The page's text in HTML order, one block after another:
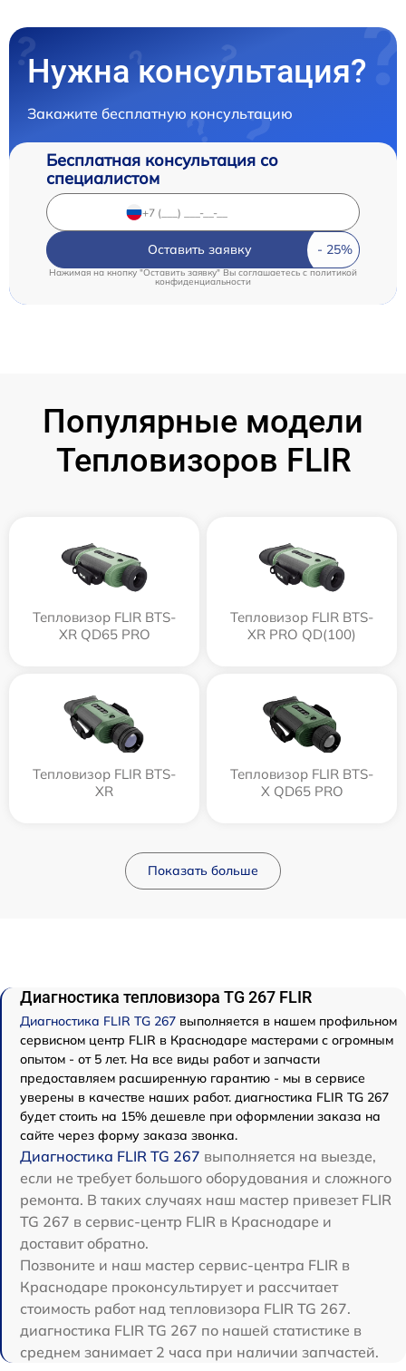
Нужна консультация?
Закажите бесплатную консультацию
Бесплатная консультация со
специалистом
Оставить заявку
Нажимая на кнопку "Оставить заявку" Вы соглашаетесь c политикой
конфиденциальности
Популярные модели
Тепловизоров FLIR
Тепловизор FLIR BTS-
XR QD65 PRO
Тепловизор FLIR BTS-
XR PRO QD(100)
Тепловизор FLIR BTS-
XR
Тепловизор FLIR BTS-
X QD65 PRO
Показать больше
Диагностика тепловизора TG 267 FLIR
Диагностика FLIR TG 267 выполняется в нашем профильном
сервисном центр FLIR в Краснодаре мастерами с огромным
опытом - от 5 лет. На все виды работ и запчасти
предоставляем расширенную гарантию - мы в сервисе
уверены в качестве наших работ. диагностика FLIR TG 267
будет стоить на 15% дешевле при оформлении заказа на
сайте через форму заказа звонка.
Диагностика FLIR TG 267 выполняется на выезде,
если не требует большого оборудования и сложного
ремонта. В таких случаях наш мастер привезет FLIR
TG 267 в сервис-центр FLIR в Краснодаре и
доставит обратно.
Позвоните и наш мастер сервис-центра FLIR в
Краснодаре проконсультирует и рассчитает
стоимость работ над тепловизора FLIR TG 267.
диагностика FLIR TG 267 по нашей статистике в
среднем занимает 2 часа при наличии запчастей.